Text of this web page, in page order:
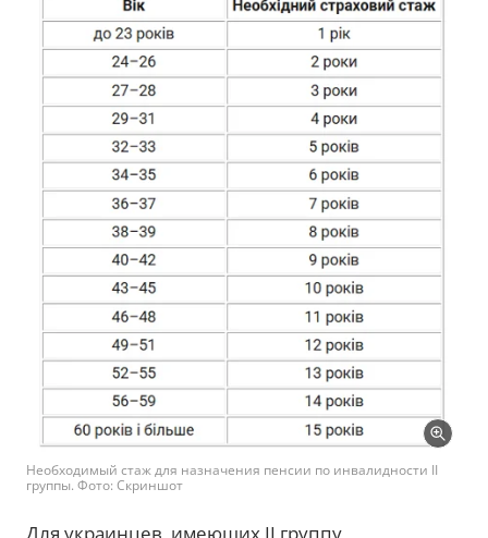
Необходимый стаж для назначения пенсии по инвалидности II
группы. Фото: Скриншот
Для украинцев, имеющих II группу